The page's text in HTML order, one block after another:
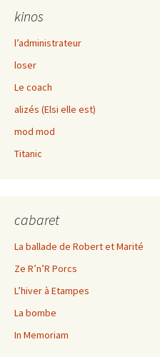
kinos
l’administrateur
loser
Le coach
alizés (Elsi elle est)
mod mod
Titanic
cabaret
La ballade de Robert et Marité
Ze R’n’R Porcs
L’hiver à Etampes
La bombe
In Memoriam